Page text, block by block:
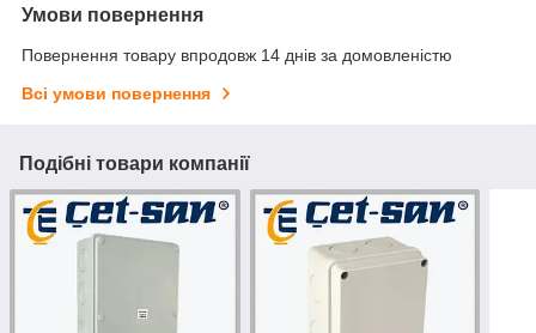
Умови повернення
Повернення товару впродовж 14 днів за домовленістю
Всі умови повернення
Подібні товари компанії